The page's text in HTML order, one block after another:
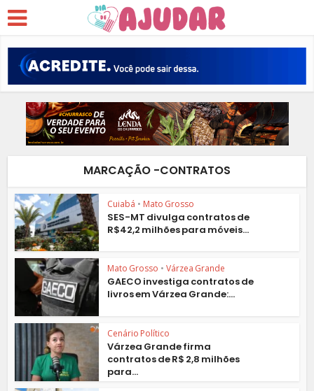
MARCAÇÃO -CONTRATOS
Cuiabá • Mato Grosso
SES-MT divulga contratos de
R$42,2 milhões para móveis...
Mato Grosso • Várzea Grande
GAECO investiga contratos de
livros em Várzea Grande:...
Cenário Político
Várzea Grande firma
contratos de R$ 2,8 milhões
para...